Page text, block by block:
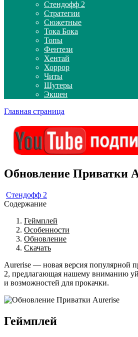
Стендофф 2
Стратегии
Сюжетные
Тока Бока
Топы
Фентези
Хентай
Хоррор
Читы
Шутеры
Экшен
Главная страница
Обновление Приватки
Стендофф 2
Содержание
Геймплей
Особенности
Обновление
Скачать
Aurerise — новая версия популярной
2, предлагающая нашему вниманию
и возможностей для прокачки.
Геймплей